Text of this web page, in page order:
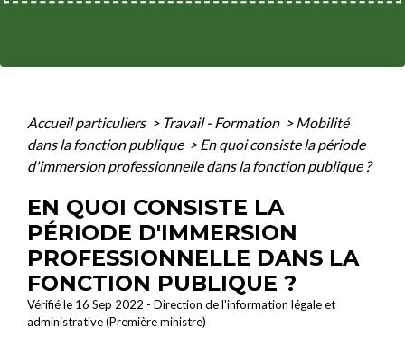
Accueil particuliers > Travail - Formation > Mobilité
dans la fonction publique > En quoi consiste la période
d'immersion professionnelle dans la fonction publique ?
EN QUOI CONSISTE LA
PÉRIODE D'IMMERSION
PROFESSIONNELLE DANS LA
FONCTION PUBLIQUE ?
Vérifié le 16 Sep 2022 - Direction de l'information légale et
administrative (Première ministre)